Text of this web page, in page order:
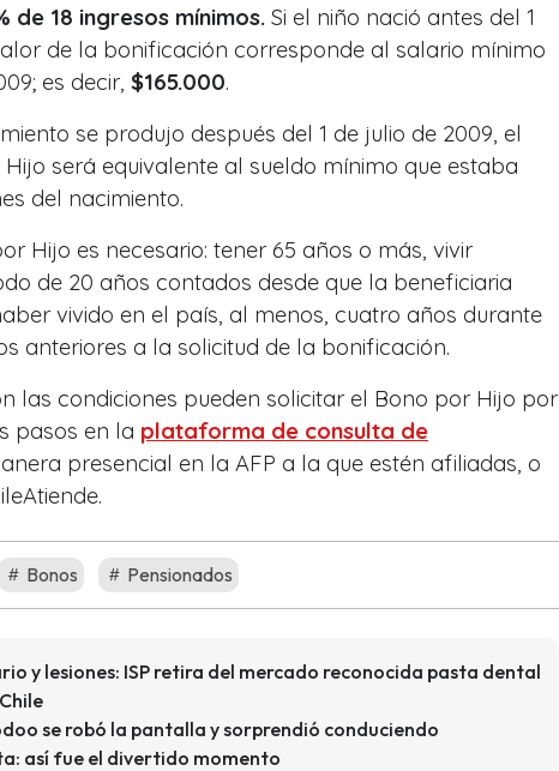
de 18 ingresos mínimos. Si el niño nació antes del 1
de la bonificación corresponde al salario mínimo
es decir, $165.000.
se produjo después del 1 de julio de 2009, el
será equivalente al sueldo mínimo que estaba
del nacimiento.
Hijo es necesario: tener 65 años o más, vivir
de 20 años contados desde que la beneficiaria
vivido en el país, al menos, cuatro años durante
anteriores a la solicitud de la bonificación.
las condiciones pueden solicitar el Bono por Hijo por
pasos en la plataforma de consulta de
presencial en la AFP a la que estén afiliadas, o
Bonos Pensionados
y lesiones: ISP retira del mercado reconocida pasta dental
se robó la pantalla y sorprendió conduciendo
así fue el divertido momento